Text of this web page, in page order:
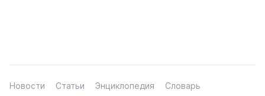
Новости Статьи Энциклопедия
Словарь